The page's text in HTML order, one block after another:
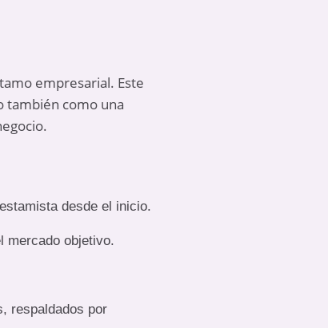
empresarial. Este
también como una
desde el inicio.
mercado objetivo.
respaldados por